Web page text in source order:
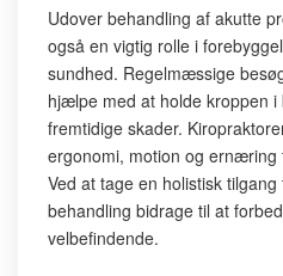
Udover behandling af akutte
også en vigtig rolle i
sundhed. Regelmæssige
hjælpe med at holde kroppen
fremtidige skader.
ergonomi, motion og ernæring
Ved at tage en holistisk
behandling bidrage til at
velbefindende.